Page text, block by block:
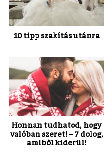
10 tipp szakítás utánra
Honnan tudhatod, hogy
valóban szeret! – 7 dolog,
amiből kiderül!